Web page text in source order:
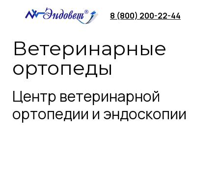
8 (800) 200-22-44
Ветеринарные
ортопеды
Центр ветеринарной
ортопедии и эндоскопии